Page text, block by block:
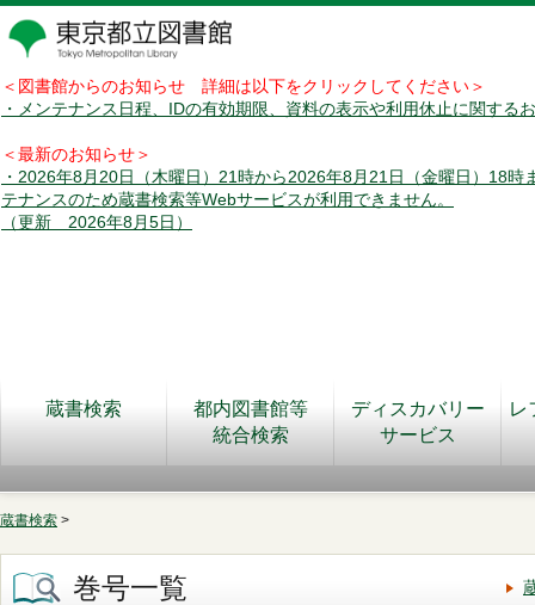
＜図書館からのお知らせ 詳細は以下をクリックしてください＞
・メンテナンス日程、IDの有効期限、資料の表示や利用休止に関する
＜最新のお知らせ＞
・2026年8月20日（木曜日）21時から2026年8月21日（金曜日）18時
テナンスのため蔵書検索等Webサービスが利用できません。
（更新 2026年8月5日）
蔵書検索
都内図書館等
統合検索
ディスカバリー
サービス
レ
蔵書検索 >
巻号一覧